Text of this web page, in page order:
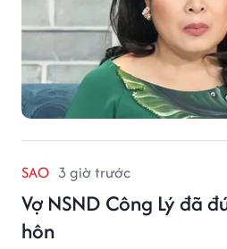
SAO 3 giờ trước
Vợ NSND Công Lý đã
hôn